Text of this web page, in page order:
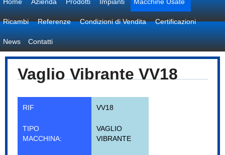
Ricambi Referenze Condizioni di Vendita Certificazioni
News Contatti
Vaglio Vibrante VV18
RIF VV18
TIPO
MACCHINA:
VAGLIO
VIBRANTE